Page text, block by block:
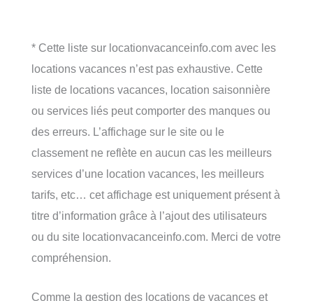
* Cette liste sur locationvacanceinfo.com avec les
locations vacances n’est pas exhaustive. Cette
liste de locations vacances, location saisonnière
ou services liés peut comporter des manques ou
des erreurs. L’affichage sur le site ou le
classement ne reflète en aucun cas les meilleurs
services d’une location vacances, les meilleurs
tarifs, etc… cet affichage est uniquement présent à
titre d’information grâce à l’ajout des utilisateurs
ou du site locationvacanceinfo.com. Merci de votre
compréhension.
Comme la gestion des locations de vacances et